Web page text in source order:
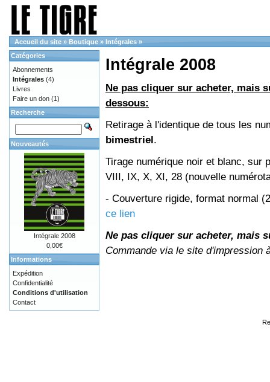
Accueil du site » Boutique » Intégrales »
Intégrale 2008
Ne pas cliquer sur acheter, mais
dessous:
Retirage à l'identique de tous les
bimestriel.
Tirage numérique noir et blanc, sur
VIII, IX, X, XI, 28 (nouvelle
- Couverture rigide, format normal
ce lien
Ne pas cliquer sur acheter, mais
Commande via le site d'impression
Catégories
Abonnements
Intégrales (4)
Livres
Faire un don (1)
Recherche
Nouveautés
Intégrale 2008
0,00€
Informations
Expédition
Confidentialité
Conditions d'utilisation
Contact